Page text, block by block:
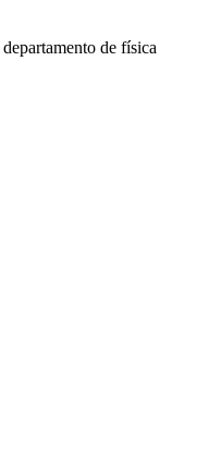
departamento de física